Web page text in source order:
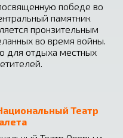
победе во
памятник
пронзительным
во время войны.
для отдыха местных
Театр